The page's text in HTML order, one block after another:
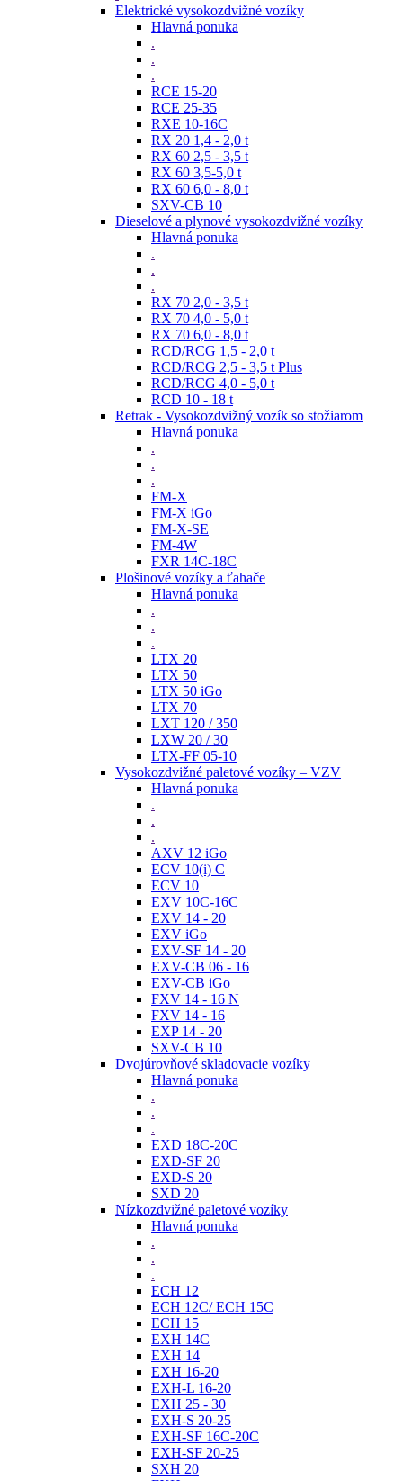
Elektrické vysokozdvižné vozíky
Hlavná ponuka
.
.
.
RCE 15-20
RCE 25-35
RXE 10-16C
RX 20 1,4 - 2,0 t
RX 60 2,5 - 3,5 t
RX 60 3,5-5,0 t
RX 60 6,0 - 8,0 t
SXV-CB 10
Dieselové a plynové vysokozdvižné vozíky
Hlavná ponuka
.
.
.
RX 70 2,0 - 3,5 t
RX 70 4,0 - 5,0 t
RX 70 6,0 - 8,0 t
RCD/RCG 1,5 - 2,0 t
RCD/RCG 2,5 - 3,5 t Plus
RCD/RCG 4,0 - 5,0 t
RCD 10 - 18 t
Retrak - Vysokozdvižný vozík so stožiarom
Hlavná ponuka
.
.
.
FM-X
FM-X iGo
FM-X-SE
FM-4W
FXR 14C-18C
Plošinové vozíky a ťahače
Hlavná ponuka
.
.
.
LTX 20
LTX 50
LTX 50 iGo
LTX 70
LXT 120 / 350
LXW 20 / 30
LTX-FF 05-10
Vysokozdvižné paletové vozíky – VZV
Hlavná ponuka
.
.
.
AXV 12 iGo
ECV 10(i) C
ECV 10
EXV 10C-16C
EXV 14 - 20
EXV iGo
EXV-SF 14 - 20
EXV-CB 06 - 16
EXV-CB iGo
FXV 14 - 16 N
FXV 14 - 16
EXP 14 - 20
SXV-CB 10
Dvojúrovňové skladovacie vozíky
Hlavná ponuka
.
.
.
EXD 18C-20C
EXD-SF 20
EXD-S 20
SXD 20
Nízkozdvižné paletové vozíky
Hlavná ponuka
.
.
.
ECH 12
ECH 12C/ ECH 15C
ECH 15
EXH 14C
EXH 14
EXH 16-20
EXH-L 16-20
EXH 25 - 30
EXH-S 20-25
EXH-SF 16C-20C
EXH-SF 20-25
SXH 20